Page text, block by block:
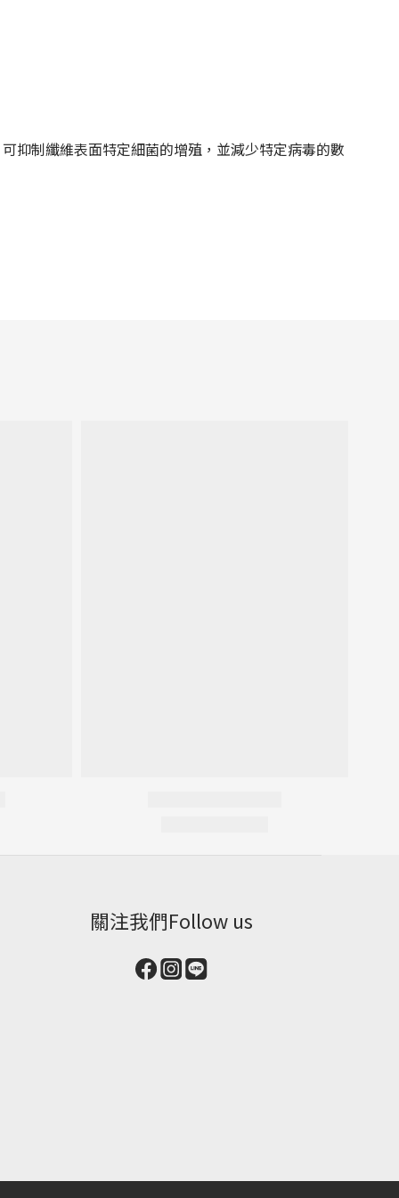
抑制纖維表面特定細菌的增殖，並減少特定病毒的數
關注我們Follow us